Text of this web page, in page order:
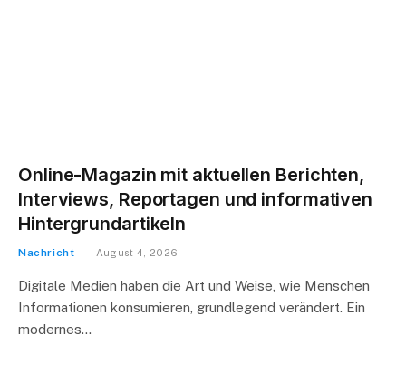
Online-Magazin mit aktuellen Berichten,
Interviews, Reportagen und informativen
Hintergrundartikeln
Nachricht August 4, 2026
Digitale Medien haben die Art und Weise, wie Menschen
Informationen konsumieren, grundlegend verändert. Ein
modernes…